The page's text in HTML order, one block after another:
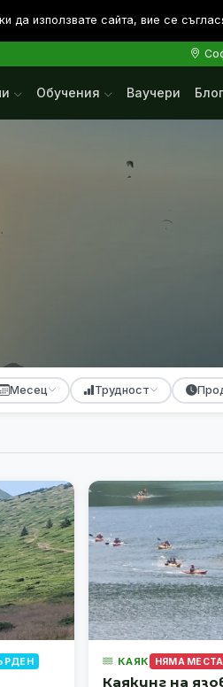
използвате сайта, вие се
Обучения Ваучери Блог
Месец Трудност
КАЯК НЯМА МЕСТА
Каякинг на